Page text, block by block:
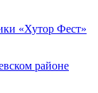
«Хутор Фест»
районе